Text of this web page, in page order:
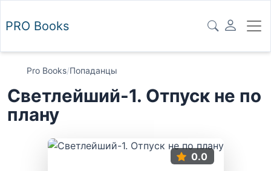
PRO Books
Pro Books/Попаданцы
Светлейший-1. Отпуск не по
плану
0.0